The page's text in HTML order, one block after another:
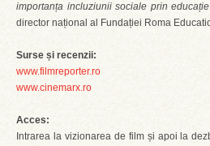
importanța incluziunii sociale prin
director național al Fundației Roma
Surse și recenzii:
www.filmreporter.ro
www.cinemarx.ro
Acces:
Intrarea la vizionarea de film și apoi la